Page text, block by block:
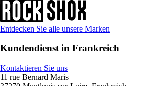
Entdecken Sie alle unsere Marken
Kundendienst in Frankreich
Kontaktieren Sie uns
11 rue Bernard Maris